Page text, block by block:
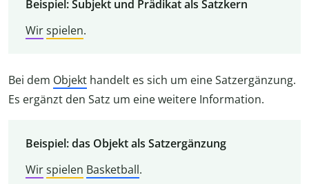
Beispiel: Subjekt und Prädikat als Satzkern
Wirspielen.
Bei dem Objekt handelt es sich um eine Satzergänzung.
Es ergänzt den Satz um eine weitere Information.
Beispiel: das Objekt als Satzergänzung
Wirspielen Basketball.